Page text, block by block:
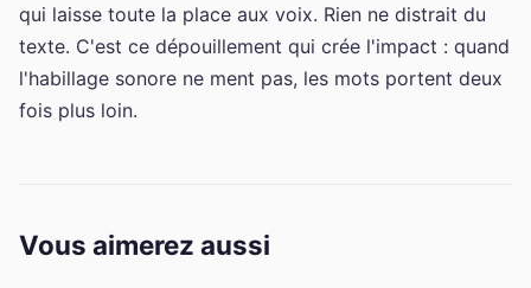
qui laisse toute la place aux voix. Rien ne distrait du
texte. C'est ce dépouillement qui crée l'impact : quand
l'habillage sonore ne ment pas, les mots portent deux
fois plus loin.
Vous aimerez aussi